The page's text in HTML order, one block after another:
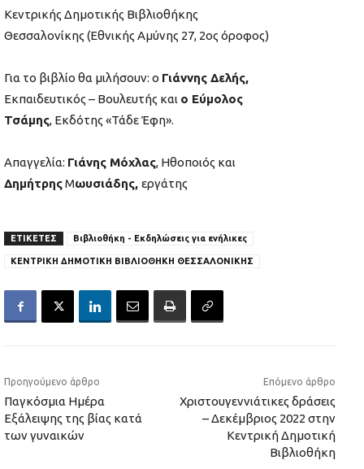
Κεντρικής Δημοτικής Βιβλιοθήκης
Θεσσαλονίκης (Εθνικής Αμύνης 27, 2ος όροφος)
Για το βιβλίο θα μιλήσουν: ο Γιάννης Δελής,
Εκπαιδευτικός – Βουλευτής και ο Εύμολος
Τσάμης, Εκδότης «Τάδε Έφη».
Απαγγελία: Γιάνης Μόχλας, Ηθοποιός και
ΔημήτρηςΜωυσιάδης, εργάτης
ΕΤΙΚΕΤΕΣ Βιβλιοθήκη - Εκδηλώσεις για ενήλικες
ΚΕΝΤΡΙΚΗ ΔΗΜΟΤΙΚΗ ΒΙΒΛΙΟΘΗΚΗ ΘΕΣΣΑΛΟΝΙΚΗΣ
Προηγούμενο άρθρο
Παγκόσμια Ημέρα
Εξάλειψης της βίας κατά
των γυναικών
Επόμενο άρθρο
Χριστουγεννιάτικες δράσεις
– Δεκέμβριος 2022 στην
Κεντρική Δημοτική
Βιβλιοθήκη